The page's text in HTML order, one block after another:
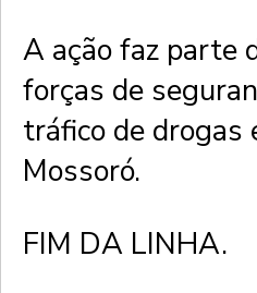
A ação faz parte
forças de
tráfico de drogas
Mossoró.
FIM DA LINHA.